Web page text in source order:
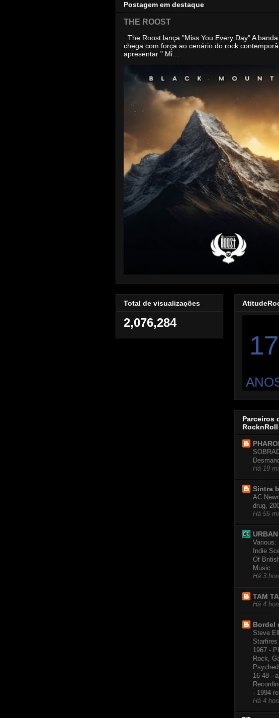
Postagem em destaque
THE ROOST
The Roost lança "Miss You Every Day" A
chega com força ao cenário do rock
apresentar " Mi...
Total de visualizações
2,076,284
Parceiros
RocknRoll
Há 19
Sintra
AC
drug,
Há 55
Various:
Indie
Of
Music
Há 3
TAM
Há 4
Bordel
Steve
1967 -
Rock,
16-48 -
- 1994
Há 4